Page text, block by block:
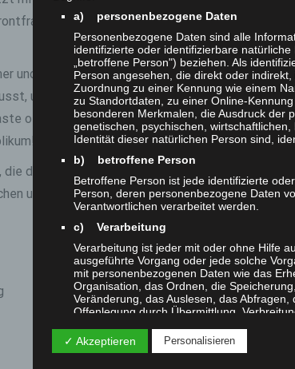
Sarah das nötige Fundament.
und ständig bewusst in die Musik einfließen
und sie werden es immer noch. Die Liste
of Sin an seiner eigenen Art Metal-Einflüsse
darüber hinaus auch ernsthafte Studioalben
und eingängigen Songs nachgeschoben,
a) personenbezogene Daten
Personenbezogene Daten sind alle
identifizierte oder identifizierbare
„betroffene Person") beziehen. Als
Person angesehen, die direkt oder
Zuordnung zu einer Kennung wie einem
zu Standortdaten, zu einer Online-
besonderen Merkmalen, die Ausdruck der
genetischen, psychischen,
Identität dieser natürlichen Person sind,
b) betroffene Person
Betroffene Person ist jede identifizierte
Person, deren personenbezogene Daten
Verantwortlichen verarbeitet werden.
c) Verarbeitung
Verarbeitung ist jeder mit oder ohne Hilfe
ausgeführte Vorgang oder jede solche
mit personenbezogenen Daten wie das
Organisation, das Ordnen, die
Veränderung, das Auslesen, das Abfragen,
Offenlegung durch Übermittlung,
Löschen oder die Vernichtung.
✓ Akzeptieren Personalisieren